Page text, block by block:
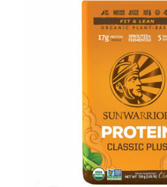
L’ÉQUILIBRE PARFAIT ENTRE
Un café riche avec un soupçon
moment de pure détente… ou de
Une énergie immédiate et stable,
qui vous accompagne toute la
après l’entraînement.
Pour ceux qui veulent retrouver le
glacé, sans se sentir lourd ni
Latte Macchiato